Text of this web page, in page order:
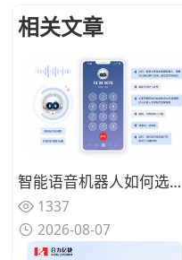
相关文章
智能语音机器人如何选型？2026年核心技术解析与合力亿捷落地实践
1337
2026-08-07